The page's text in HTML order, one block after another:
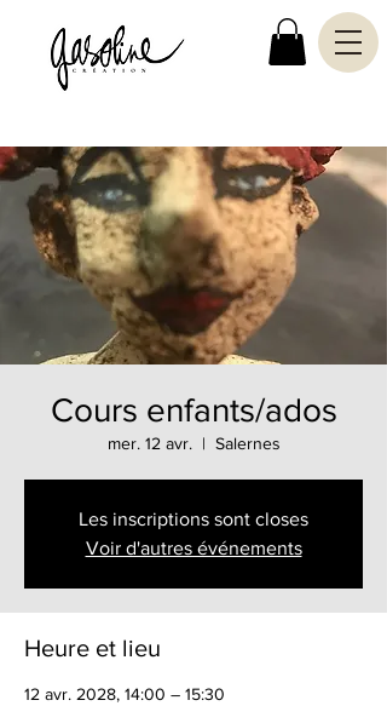
Cours enfants/ados
mer. 12 avr.
  |
Salernes
Les inscriptions sont closes
Voir d'autres événements
Heure et lieu
12 avr. 2028, 14:00 – 15:30